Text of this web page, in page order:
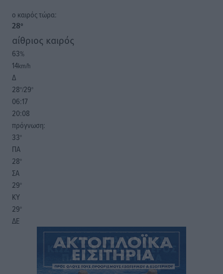
o καιρός τώρα:
28°
αίθριος καιρός
63%
14km/h
Δ
28°/29°
06:17
20:08
πρόγνωση:
33°
ΠΑ
28°
ΣΑ
29°
ΚΥ
29°
ΔΕ